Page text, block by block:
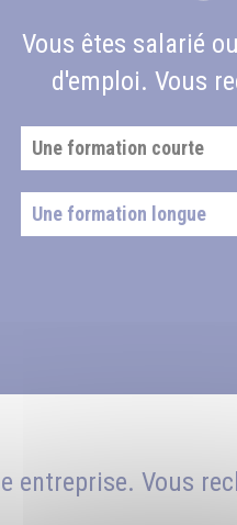
Vous êtes salarié
d'emploi. Vous
Une formation courte
Une formation longue
entreprise. Vous